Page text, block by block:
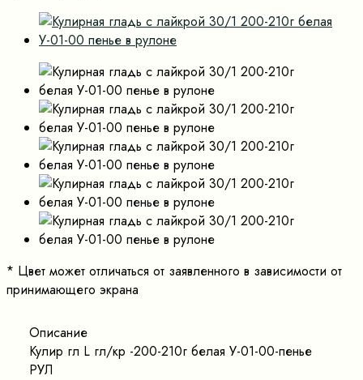
* Цвет может отличаться от заявленного в зависимости от
принимающего экрана
Описание
Кулир гл L гл/кр -200-210г белая У-01-00-пенье
РУЛ